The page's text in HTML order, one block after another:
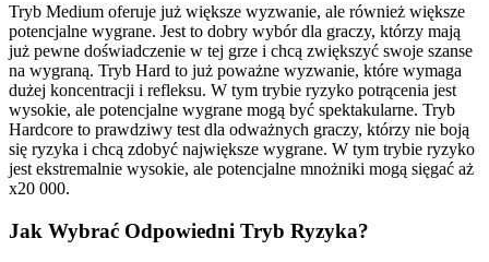
Tryb Medium oferuje już większe wyzwanie, ale również większe
potencjalne wygrane. Jest to dobry wybór dla graczy, którzy mają
już pewne doświadczenie w tej grze i chcą zwiększyć swoje szanse
na wygraną. Tryb Hard to już poważne wyzwanie, które wymaga
dużej koncentracji i refleksu. W tym trybie ryzyko potrącenia jest
wysokie, ale potencjalne wygrane mogą być spektakularne. Tryb
Hardcore to prawdziwy test dla odważnych graczy, którzy nie boją
się ryzyka i chcą zdobyć największe wygrane. W tym trybie ryzyko
jest ekstremalnie wysokie, ale potencjalne mnożniki mogą sięgać aż
x20 000.
Jak Wybrać Odpowiedni Tryb Ryzyka?